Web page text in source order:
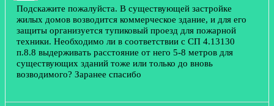
Подскажите пожалуйста. В существующей застройке
жилых домов возводится коммерческое здание, и для его
защиты организуется тупиковый проезд для пожарной
техники. Необходимо ли в соответствии с СП 4.13130
п.8.8 выдерживать расстояние от него 5-8 метров для
существующих зданий тоже или только до вновь
возводимого? Заранее спасибо